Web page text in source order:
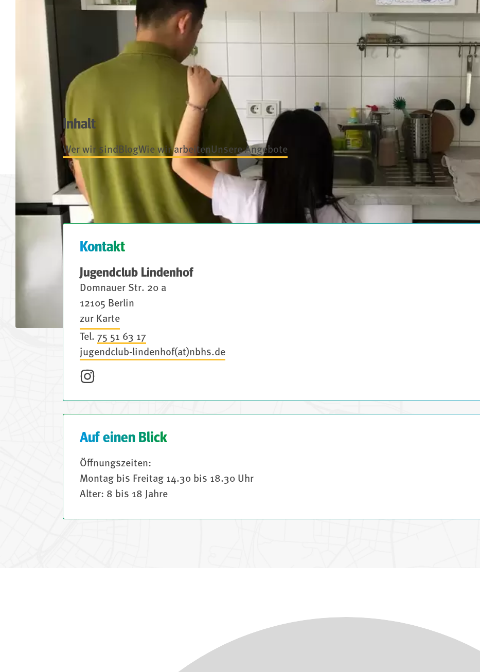
Inhalt
Wer wir sindBlogWie wir arbeiten Unsere Angebote
Kontakt
Jugendclub Lindenhof
Domnauer Str. 20 a
12105 Berlin
zur Karte
Tel. 75 51 63 17
jugendclub-lindenhof(at)nbhs.de
Auf einen Blick
Öffnungszeiten:
Montag bis Freitag 14.30 bis 18.30 Uhr
Alter: 8 bis 18 Jahre